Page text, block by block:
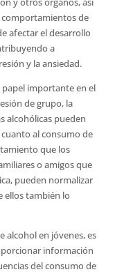
comportamientos de
afectar el desarrollo
a
y la ansiedad.
importante en el
de grupo, la
alcohólicas pueden
al consumo de
que los
o amigos que
pueden normalizar
ellos también lo
alcohol en jóvenes, es
información
del consumo de